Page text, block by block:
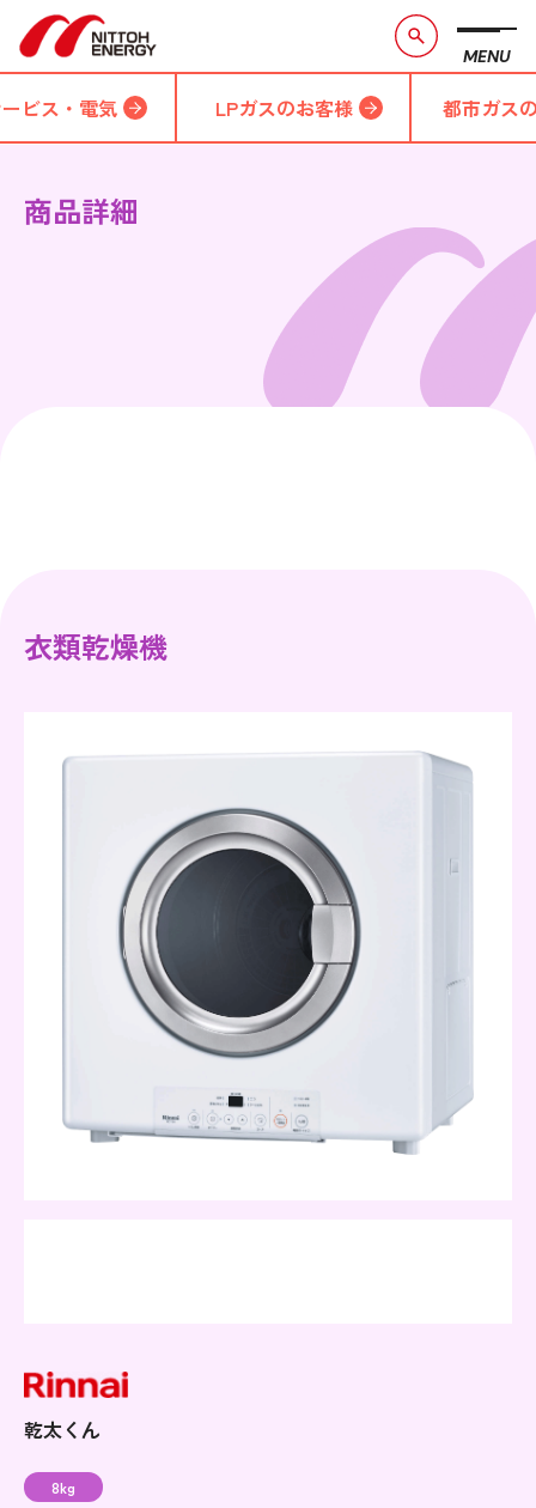
MENU
ビス・電気 LPガスのお客様 都市ガス
商品詳細
衣類乾燥機
乾太くん
8kg